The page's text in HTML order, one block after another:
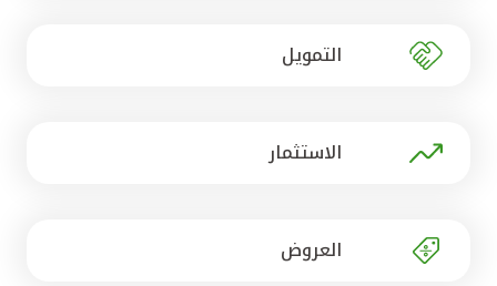
مصر
التمويل
الاستثمار
العروض